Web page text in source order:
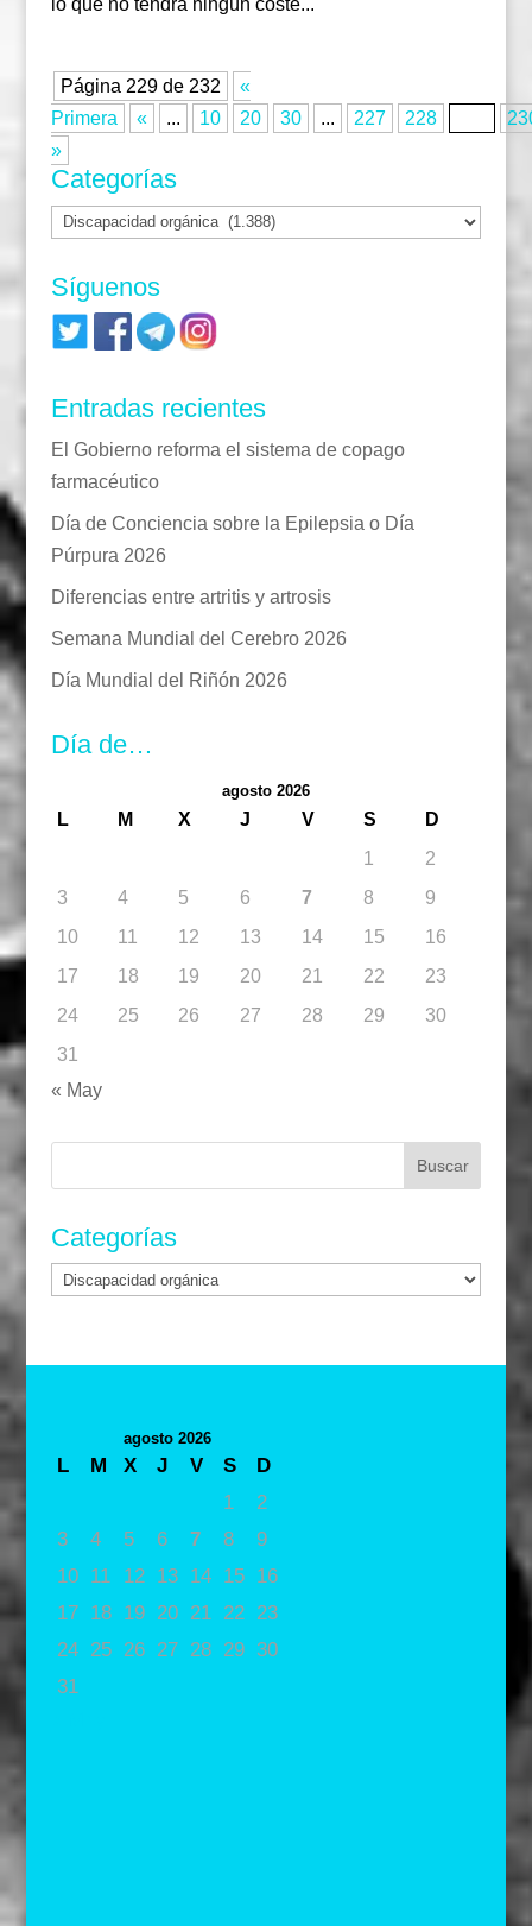
lo que no tendrá ningún coste...
Página 229 de 232
«
Primera
« ... 10 20 30 ... 227 228
»
Categorías
Categorías
Síguenos
Entradas recientes
El Gobierno reforma el sistema de copago
farmacéutico
Día de Conciencia sobre la Epilepsia o Día
Púrpura 2026
Diferencias entre artritis y artrosis
Semana Mundial del Cerebro 2026
Día Mundial del Riñón 2026
Día de…
agosto 2026
L M X J V S
D
1
2
3
4 5 6 7 8
9
10
11 12 13 14 15
16
17
18 19 20 21 22
23
24
25 26 27 28 29
30
31
« May
Buscar:
Categorías
Categorías
agosto 2026
L M X J V S
D
1
2
3
4 5 6 7 8
9
10
11 12 13 14 15
16
17
18 19 20 21 22
23
24
25 26 27 28 29 30
31